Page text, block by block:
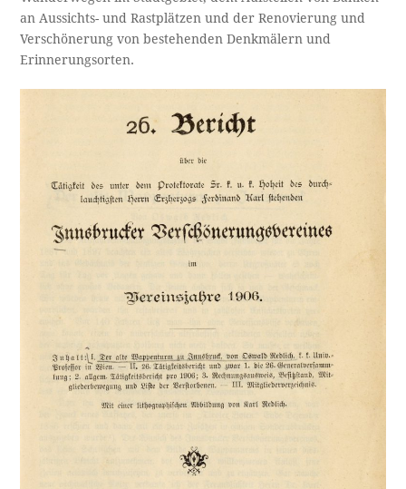
an Aussichts- und Rastplätzen und der Renovierung und
Verschönerung von bestehenden Denkmälern und
Erinnerungsorten.